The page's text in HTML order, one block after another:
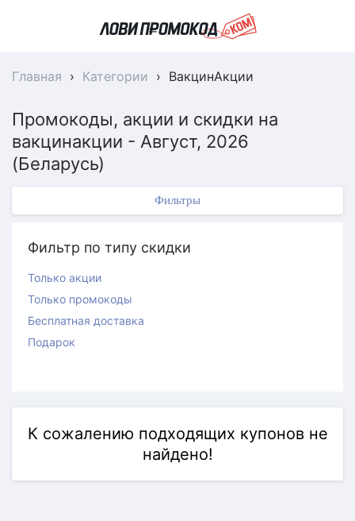
Главная › Категории › ВакцинАкции
Промокоды, акции и скидки на
вакцинакции - Август, 2026
(Беларусь)
Фильтры
Фильтр по типу скидки
Только акции
Только промокоды
Бесплатная доставка
Подарок
К сожалению подходящих купонов не
найдено!